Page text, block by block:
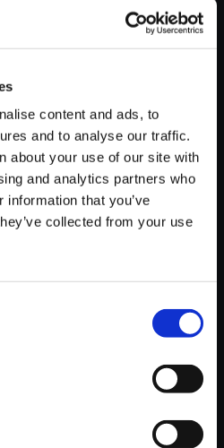
content and ads, to
and to analyse our traffic.
about your use of our site with
and analytics partners who
that you’ve
collected from your use
ダウンロードの際には、通信環境
しください。
曲】ロックマンエグゼ アド
スドコレクション オリジナ
サウンドトラック You Ca